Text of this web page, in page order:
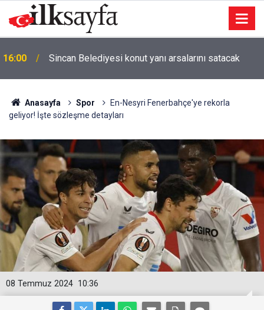
16:00 Sincan Belediyesi konut yanı arsalarını satacak
15:48
kampı düzenlenecek
Anasayfa Spor
En-Nesyri Fenerbahçe'ye rekorla
geliyor! İşte sözleşme detayları
10:36
08 Temmuz 2024